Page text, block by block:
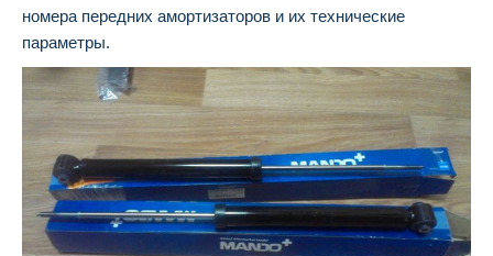
номера передних амортизаторов и их технические
параметры.